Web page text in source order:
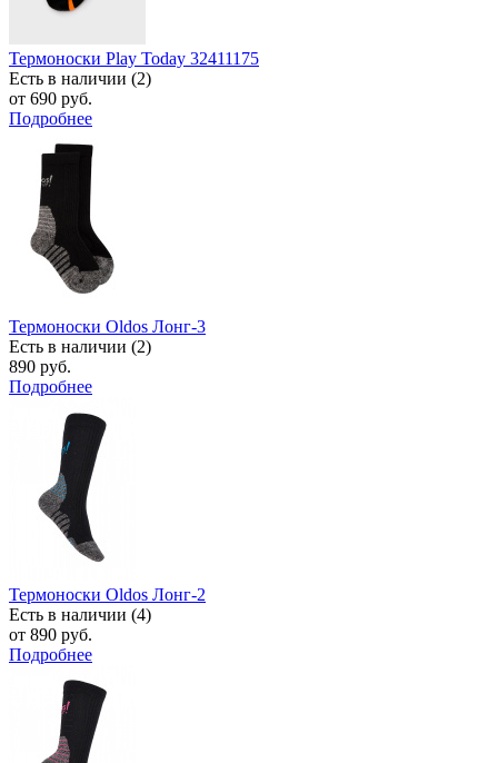
Термоноски Play Today 32411175
Есть в наличии (2)
от 690 руб.
Подробнее
Термоноски Oldos Лонг-3
Есть в наличии (2)
890 руб.
Подробнее
Термоноски Oldos Лонг-2
Есть в наличии (4)
от 890 руб.
Подробнее